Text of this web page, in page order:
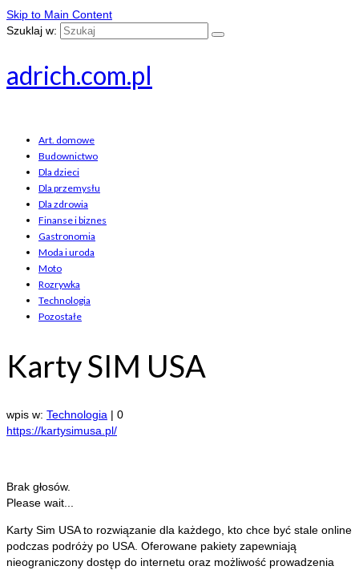
Skip to Main Content
Szuklaj w:
adrich.com.pl
Art. domowe
Budownictwo
Dla dzieci
Dla przemysłu
Dla zdrowia
Finanse i biznes
Gastronomia
Moda i uroda
Moto
Rozrywka
Technologia
Pozostałe
Karty SIM USA
wpis w: Technologia | 0
https://kartysimusa.pl/
Brak głosów.
Please wait...
Karty Sim USA to rozwiązanie dla każdego, kto chce być stale online
podczas podróży po USA. Oferowane pakiety zapewniają
nieograniczony dostęp do internetu oraz możliwość prowadzenia